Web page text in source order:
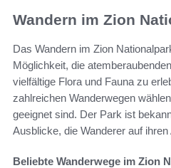
Wandern im Zion
Das Wandern im Zion
Möglichkeit, die
vielfältige Flora und Fauna zu
zahlreichen Wanderwegen
geeignet sind. Der Park ist
Ausblicke, die Wanderer auf
Beliebte Wanderwege im Zion